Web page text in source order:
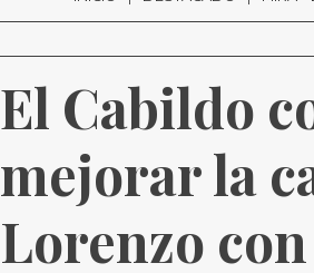
El Cabildo
mejorar la
Lorenzo